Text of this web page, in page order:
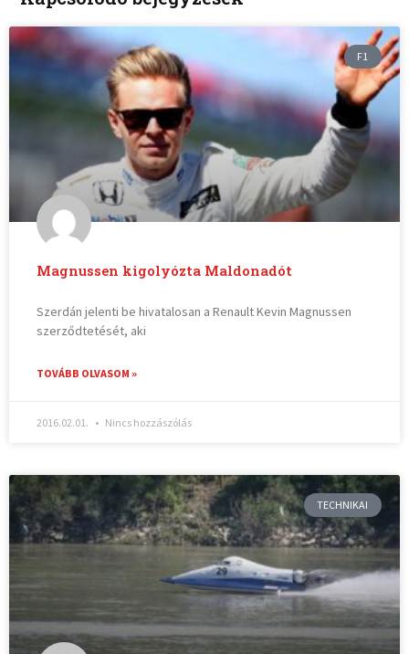
F1
Magnussen kigolyózta Maldonadót
Szerdán jelenti be hivatalosan a Renault Kevin Magnussen
szerződtetését, aki
TOVÁBB OLVASOM »
2016.02.01. Nincs hozzászólás
TECHNIKAI